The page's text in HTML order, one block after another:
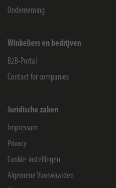
Onderneming
Winkeliers en bedrijven
B2B-Portal
Contact for companies
Juridische zaken
Impressum
Privacy
Cookie-instellingen
Algemene Voorwaarden